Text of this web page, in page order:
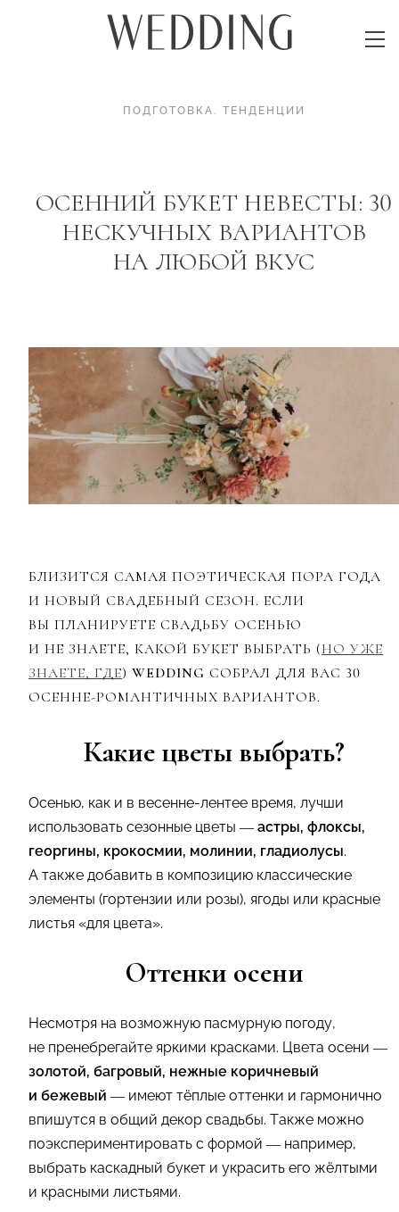
ПОДГОТОВКА. ТЕНДЕНЦИИ
ОСЕННИЙ БУКЕТ НЕВЕСТЫ: 30
НЕСКУЧНЫХ ВАРИАНТОВ
НА ЛЮБОЙ ВКУС
БЛИЗИТСЯ САМАЯ ПОЭТИЧЕСКАЯ ПОРА ГОДА
И НОВЫЙ СВАДЕБНЫЙ СЕЗОН. ЕСЛИ
ВЫ ПЛАНИРУЕТЕ СВАДЬБУ ОСЕНЬЮ
И НЕ ЗНАЕТЕ, КАКОЙ БУКЕТ ВЫБРАТЬ (НО УЖЕ
ЗНАЕТЕ, ГДЕ) WEDDING СОБРАЛ ДЛЯ ВАС 30
ОСЕННЕ-РОМАНТИЧНЫХ ВАРИАНТОВ.
Какие цветы выбрать?
Осенью, как и в весенне-лентее время, лучши
использовать сезонные цветы — астры, флоксы,
георгины, крокосмии, молинии, гладиолусы.
А также добавить в композицию классические
элементы (гортензии или розы), ягоды или красные
листья «для цвета».
Оттенки осени
Несмотря на возможную пасмурную погоду,
не пренебрегайте яркими красками. Цвета осени —
золотой, багровый, нежные коричневый
и бежевый — имеют тёплые оттенки и гармонично
впишутся в общий декор свадьбы. Также можно
поэкспериментировать с формой — например,
выбрать каскадный букет и украсить его жёлтыми
и красными листьями.